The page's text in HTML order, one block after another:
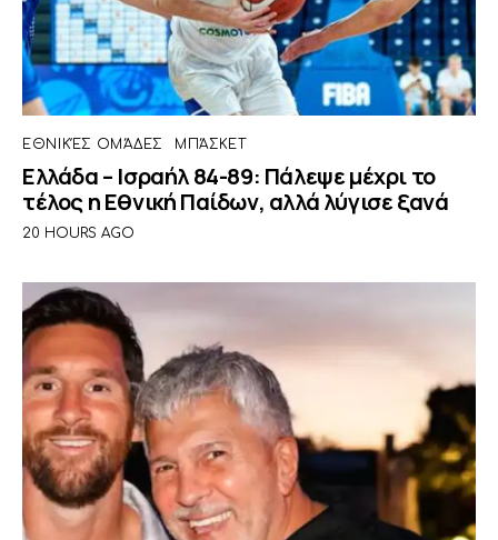
ΕΘΝΙΚΈΣ ΟΜΆΔΕΣ ΜΠΆΣΚΕΤ
Ελλάδα – Ισραήλ 84-89: Πάλεψε μέχρι το
τέλος η Εθνική Παίδων, αλλά λύγισε ξανά
20 HOURS AGO